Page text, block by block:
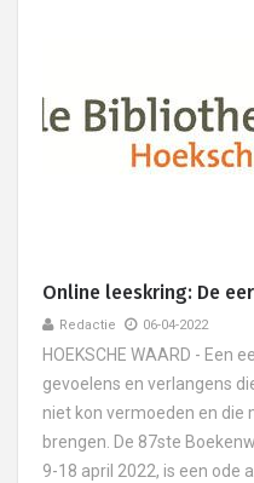
Online leeskring: De
Redactie 06-04-2022
HOEKSCHE WAARD -
gevoelens en verlangens
niet kon vermoeden en die
brengen. De 87ste
9-18 april 2022, is een ode